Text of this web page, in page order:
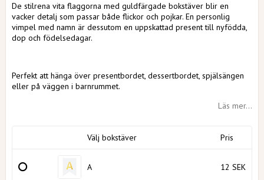
De stilrena vita flaggorna med guldfärgade bokstäver blir en
vacker detalj som passar både flickor och pojkar. En personlig
vimpel med namn är dessutom en uppskattad present till nyfödda,
dop och födelsedagar.
Perfekt att hänga över presentbordet, dessertbordet, spjälsängen
eller på väggen i barnrummet.
Läs mer...
Välj bokstäver Pris
A 12 SEK